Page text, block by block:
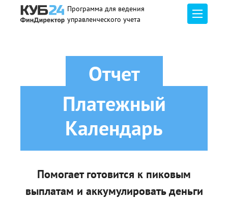
Программа для ведения
управленческого учета
Отчет
Платежный
Календарь
Помогает готовится к пиковым
выплатам и аккумулировать деньги